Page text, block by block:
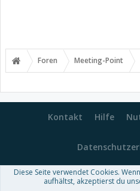
Foren Meeting-Point
Kontakt Hilfe
Forum software by
Diese Seite verwendet Cookies.
aufhältst, akzeptierst du